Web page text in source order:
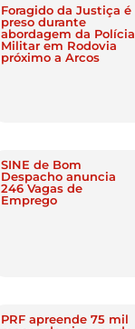
Foragido da Justiça é
preso durante
abordagem da Polícia
Militar em Rodovia
próximo a Arcos
SINE de Bom
Despacho anuncia
246 Vagas de
Emprego
PRF apreende 75 mil